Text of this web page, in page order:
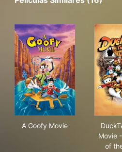
A Goofy Movie
Movie
of